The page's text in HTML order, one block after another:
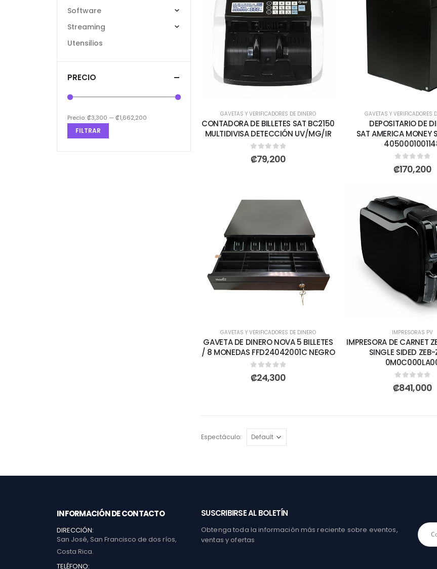
GAVETAS Y VERIFICADORES DE DINERO
CONTADORA DE BILLETES SAT BC2150
MULTIDIVISA DETECCIÓN UV/MG/IR
0out of 5
₡79,200
GAVETAS Y VERIFICADORES
DEPOSITARIO DE
SAT AMERICA MONEY
0out of 5
₡170,200
GAVETAS Y VERIFICADORES DE DINERO
GAVETA DE DINERO NOVA 5 BILLETES
/ 8 MONEDAS FFD24042001C NEGRO
0out of 5
₡24,300
IMPRESORAS PV
IMPRESORA DE CARNET
SINGLE SIDED
0 out of 5
₡841,000
Espectáculo:
Software
Streaming
Utensilios
PRECIO
FILTRAR
Precio:₡3,300 — ₡1,662,200
INFORMACIÓN DE CONTACTO
DIRECCIÓN:
San José, San Francisco de dos ríos,
Costa Rica.
TELÉFONO:
SUSCRIBIRSE AL BOLETÍN
Obtenga toda la información más reciente sobre eventos,
ventas y ofertas